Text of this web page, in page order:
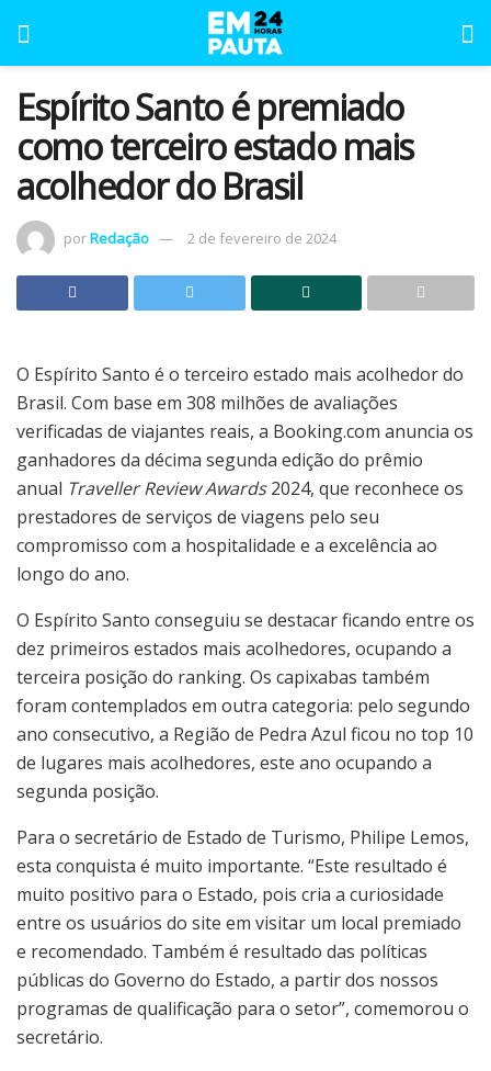
Espírito Santo é premiado
como terceiro estado mais
acolhedor do Brasil
porRedação 2 de fevereiro de 2024
O Espírito Santo é o terceiro estado mais acolhedor do
Brasil. Com base em 308 milhões de avaliações
verificadas de viajantes reais, a Booking.com anuncia os
ganhadores da décima segunda edição do prêmio
anual Traveller Review Awards2024, que reconhece os
prestadores de serviços de viagens pelo seu
compromisso com a hospitalidade e a excelência ao
longo do ano.
O Espírito Santo conseguiu se destacar ficando entre os
dez primeiros estados mais acolhedores, ocupando a
terceira posição do ranking. Os capixabas também
foram contemplados em outra categoria: pelo segundo
ano consecutivo, a Região de Pedra Azul ficou no top 10
de lugares mais acolhedores, este ano ocupando a
segunda posição.
Para o secretário de Estado de Turismo, Philipe Lemos,
esta conquista é muito importante. “Este resultado é
muito positivo para o Estado, pois cria a curiosidade
entre os usuários do site em visitar um local premiado
e recomendado. Também é resultado das políticas
públicas do Governo do Estado, a partir dos nossos
programas de qualificação para o setor”, comemorou o
secretário.